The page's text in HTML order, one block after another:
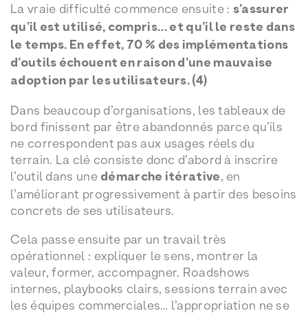
La vraie difficulté commence ensuite : s’assurer
qu’il est utilisé, compris… et qu’il le reste dans
le temps. En effet, 70 % des implémentations
d’outils échouent en raison d’une mauvaise
adoption par les utilisateurs. (4)
Dans beaucoup d’organisations, les tableaux de
bord finissent par être abandonnés parce qu’ils
ne correspondent pas aux usages réels du
terrain. La clé consiste donc d’abord à inscrire
l’outil dans une démarche itérative, en
l’améliorant progressivement à partir des besoins
concrets de ses utilisateurs.
Cela passe ensuite par un travail très
opérationnel : expliquer le sens, montrer la
valeur, former, accompagner. Roadshows
internes, playbooks clairs, sessions terrain avec
les équipes commerciales… l’appropriation ne se